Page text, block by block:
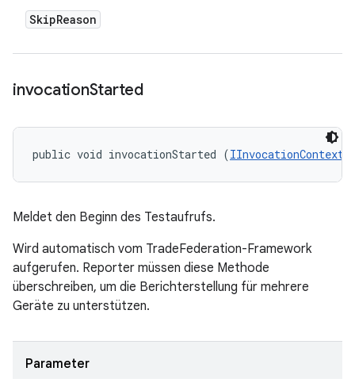
SkipReason
invocationStarted
public void invocationStarted (IInvocationContext
Meldet den Beginn des Testaufrufs.
Wird automatisch vom TradeFederation-Framework
aufgerufen. Reporter müssen diese Methode
überschreiben, um die Berichterstellung für mehrere
Geräte zu unterstützen.
Parameter